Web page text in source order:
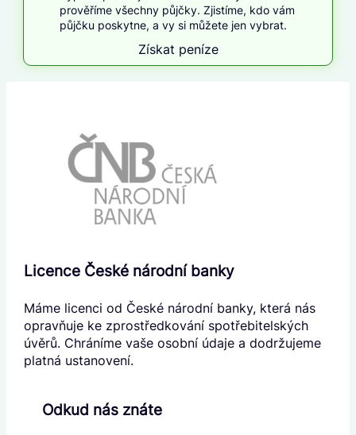
prověříme všechny půjčky. Zjistíme, kdo vám
půjčku poskytne, a vy si můžete jen vybrat.
Získat peníze
Licence České národní banky
Máme licenci od České národní banky, která nás
opravňuje ke zprostředkování spotřebitelských
úvěrů. Chráníme vaše osobní údaje a dodržujeme
platná ustanovení.
Odkud nás znáte